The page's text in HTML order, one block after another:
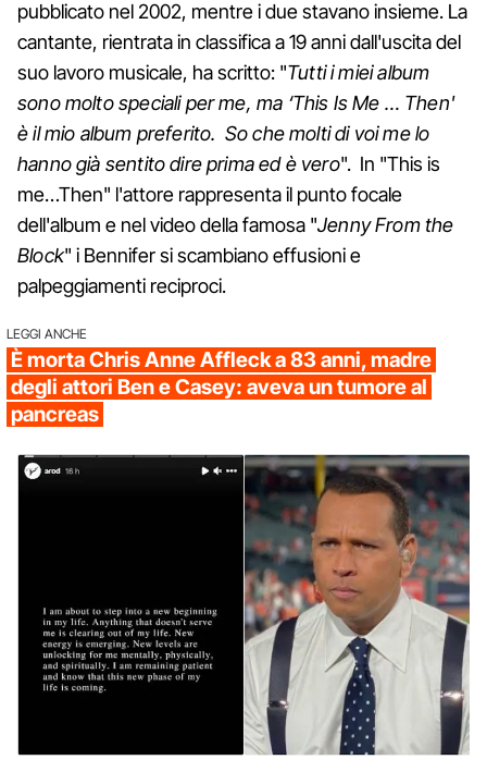
pubblicato nel 2002, mentre i due stavano insieme. La
cantante, rientrata in classifica a 19 anni dall'uscita del
suo lavoro musicale, ha scritto: "Tutti i miei album
sono molto speciali per me, ma ‘This Is Me … Then'
è il mio album preferito. So che molti di voi me lo
hanno già sentito dire prima ed è vero". In "This is
me…Then" l'attore rappresenta il punto focale
dell'album e nel video della famosa "Jenny From the
Block" i Bennifer si scambiano effusioni e
palpeggiamenti reciproci.
LEGGI ANCHE
È morta Chris Anne Affleck a 83 anni, madre
degli attori Ben e Casey: aveva un tumore al
pancreas